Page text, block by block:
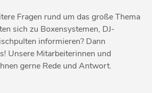
Fragen rund um das große Thema
sich zu Boxensystemen, DJ-
informieren? Dann
Unsere Mitarbeiterinnen und
gerne Rede und Antwort.